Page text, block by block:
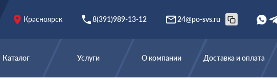
Красноярск 8(391)989-13-12 24@po-svs.ru
Каталог Услуги О компании Доставка и оплата